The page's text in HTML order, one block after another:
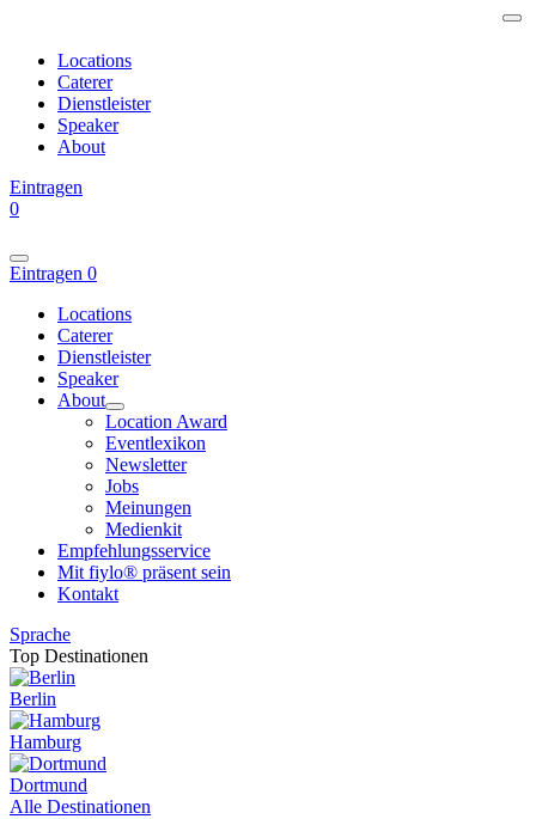
Locations
Caterer
Dienstleister
Speaker
About
Eintragen
0
Eintragen 0
Locations
Caterer
Dienstleister
Speaker
About
Location Award
Eventlexikon
Newsletter
Jobs
Meinungen
Medienkit
Empfehlungsservice
Mit fiylo® präsent sein
Kontakt
Sprache
Top Destinationen
Berlin
Hamburg
Dortmund
Alle Destinationen